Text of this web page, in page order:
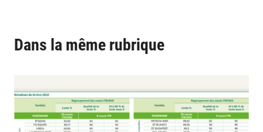
Dans la même rubrique